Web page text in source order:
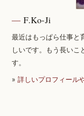
F.Ko-Ji
最近はもっぱら仕事と
しいです。もう長いこ
す。
» 詳しいプロフィール